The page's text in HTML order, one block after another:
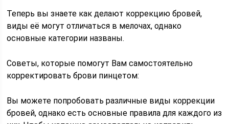
Теперь вы знаете как делают коррекцию бровей,
виды её могут отличаться в мелочах, однако
основные категории названы.
Советы, которые помогут Вам самостоятельно
корректировать брови пинцетом:
Вы можете попробовать различные виды коррекции
бровей, однако есть основные правила для каждого из